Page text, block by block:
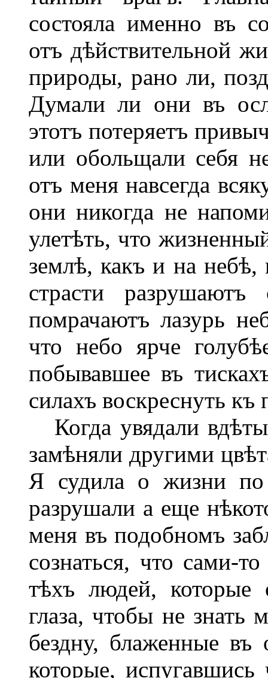
состояла именно въ
отъ дѣйствительной
природы, рано ли,
Думали ли они въ
этотъ потеряетъ
или обольщали себя
отъ меня навсегда
они никогда не
улетѣть, что
землѣ, какъ и на небѣ,
страсти
помрачаютъ лазурь
что небо ярче
побывавшее въ
силахъ воскреснуть
Когда увядали
замѣняли другими
Я судила о жизни
разрушали а еще
меня въ подобномъ
сознаться, что сами-
тѣхъ людей, которые
глаза, чтобы не знать
бездну, блаженные въ
которые, испугавшись